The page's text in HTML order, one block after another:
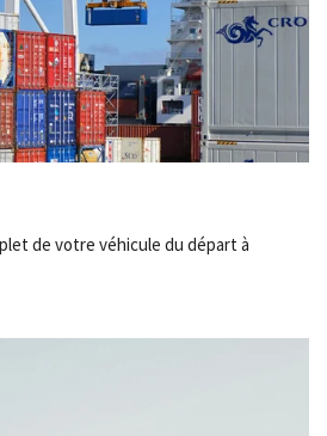
de votre véhicule du départ à